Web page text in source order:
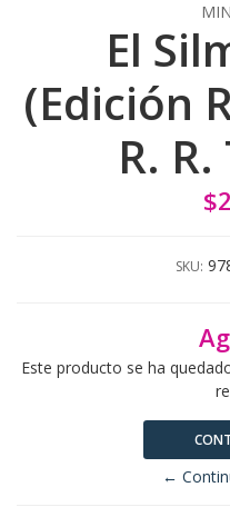
El
(Edición
R.
SKU:
Este producto se ha
←